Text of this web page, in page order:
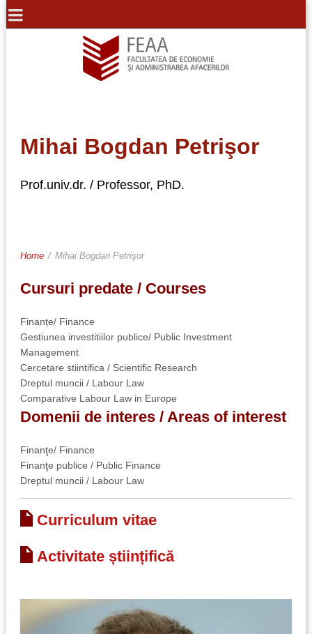
Mihai Bogdan Petrişor
Prof.univ.dr. / Professor, PhD.
Home / Mihai Bogdan Petrişor
Cursuri predate / Courses
Finanțe/ Finance
Gestiunea investitiilor publice/ Public Investment
Management
Cercetare stiintifica / Scientific Research
Dreptul muncii / Labour Law
Comparative Labour Law in Europe
Domenii de interes / Areas of interest
Finanţe/ Finance
Finanţe publice / Public Finance
Dreptul muncii / Labour Law
Curriculum vitae
Activitate științifică